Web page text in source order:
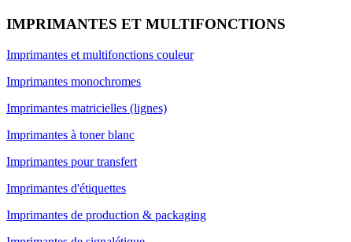
IMPRIMANTES ET MULTIFONCTIONS
Imprimantes et multifonctions couleur
Imprimantes monochromes
Imprimantes matricielles (lignes)
Imprimantes à toner blanc
Imprimantes pour transfert
Imprimantes d'étiquettes
Imprimantes de production & packaging